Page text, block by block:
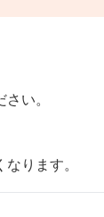
い。
ります。